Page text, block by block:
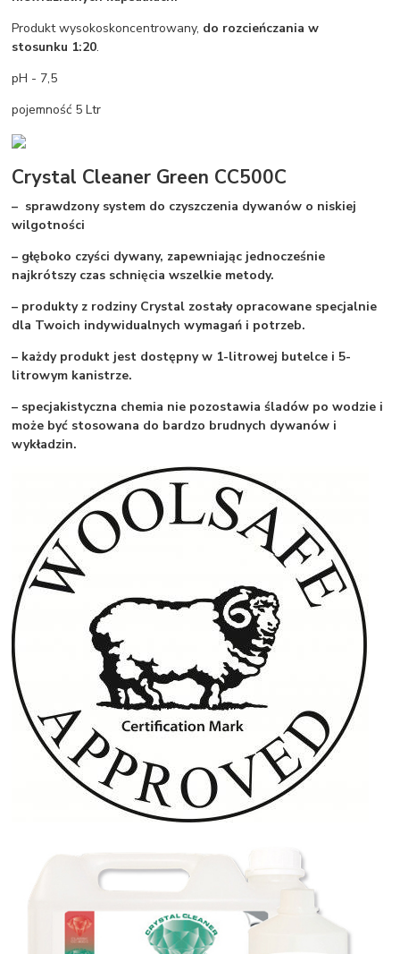
Produkt wysokoskoncentrowany, do rozcieńczania w
stosunku 1:20.
pH - 7,5
pojemność 5 Ltr
Crystal Cleaner Green CC500C
– sprawdzony system do czyszczenia dywanów o niskiej
wilgotności
– głęboko czyści dywany, zapewniając jednocześnie
najkrótszy czas schnięcia wszelkie metody.
– produkty z rodziny Crystal zostały opracowane specjalnie
dla Twoich indywidualnych wymagań i potrzeb.
– każdy produkt jest dostępny w 1-litrowej butelce i 5-
litrowym kanistrze.
– specjakistyczna chemia nie pozostawia śladów po wodzie i
może być stosowana do bardzo brudnych dywanów i
wykładzin.